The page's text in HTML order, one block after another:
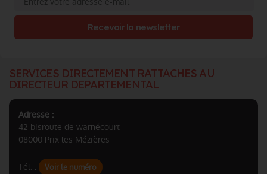
SERVICES DIRECTEMENT RATTACHES AU
DIRECTEUR DEPARTEMENTAL
Adresse :
42 bisroute de warnécourt
08000 Prix les Mézières
Tél. : Voir le numéro
Recevoir la newsletter